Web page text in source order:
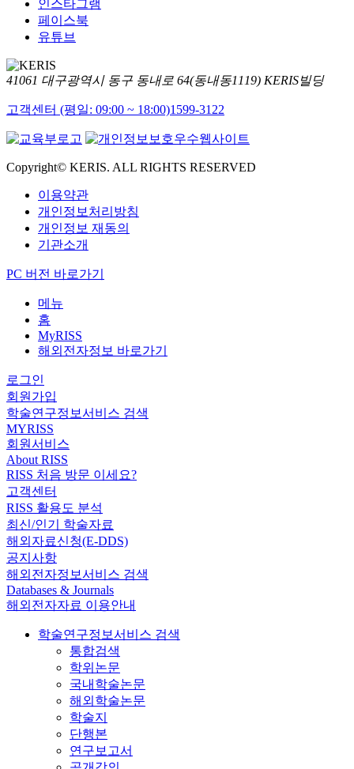
인스타그램
페이스북
유튜브
41061 대구광역시 동구 동내로 64(동내동1119) KERIS빌딩
고객센터 (평일: 09:00 ~ 18:00)1599-3122
Copyright© KERIS. ALL RIGHTS RESERVED
이용약관
개인정보처리방침
개인정보 재동의
기관소개
PC 버전 바로가기
메뉴
홈
MyRISS
해외전자정보 바로가기
로그인
회원가입
학술연구정보서비스 검색
MYRISS
회원서비스
About RISS
RISS 처음 방문 이세요?
고객센터
RISS 활용도 분석
최신/인기 학술자료
해외자료신청(E-DDS)
공지사항
해외전자정보서비스 검색
Databases & Journals
해외전자자료 이용안내
학술연구정보서비스 검색
통합검색
학위논문
국내학술논문
해외학술논문
학술지
단행본
연구보고서